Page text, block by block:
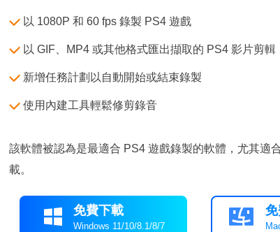
以 1080P 和 60 fps 錄製 PS4 遊戲
以 GIF、MP4 或其他格式匯出擷取的 PS4 影片剪輯
新增任務計劃以自動開始或結束錄製
使用內建工具輕鬆修剪錄音
該軟體被認為是最適合 PS4 遊戲錄製的軟體，尤其適
載。
 免費下載
Windows 11/10/8.1/8/7 